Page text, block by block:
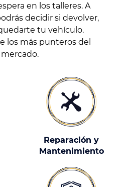
en los talleres. A
decidir si devolver,
tu vehículo.
los más punteros del
mercado.
Reparación y
Mantenimiento